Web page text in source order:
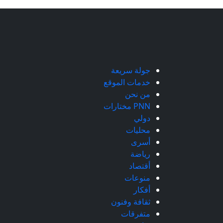
جولة سريعة
خدمات الموقع
من نحن
PNN مختارات
دولي
محليات
أسرى
رياضة
أقتصاد
منوعات
أفكار
ثقافة وفنون
متفرقات